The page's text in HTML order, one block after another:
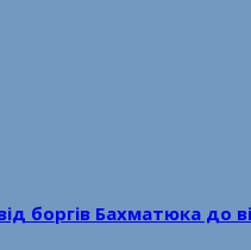
боргів Бахматюка до